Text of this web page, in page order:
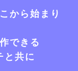
から始まり
できる
と共に